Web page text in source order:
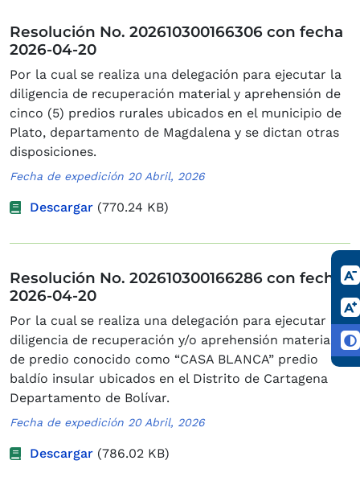
Resolución No. 202610300166306 con fecha
2026-04-20
Por la cual se realiza una delegación para ejecutar la
diligencia de recuperación material y aprehensión de
cinco (5) predios rurales ubicados en el municipio de
Plato, departamento de Magdalena y se dictan otras
disposiciones.
Fecha de expedición 20 Abril, 2026
Descargar (770.24 KB)
Resolución No. 202610300166286 con fecha
2026-04-20
Por la cual se realiza una delegación para ejecutar la
diligencia de recuperación y/o aprehensión material
de predio conocido como “CASA BLANCA” predio
baldío insular ubicados en el Distrito de Cartagena
Departamento de Bolívar.
Fecha de expedición 20 Abril, 2026
Descargar (786.02 KB)